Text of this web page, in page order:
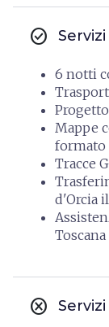
check_circle
6 notti
Mappe
formato
Tracce
d'Orcia
Toscana
cancel